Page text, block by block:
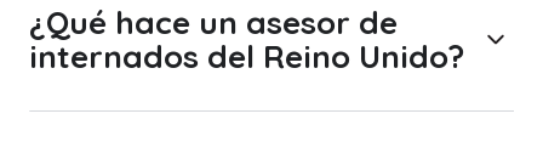
¿Qué hace un asesor de
internados del Reino Unido?